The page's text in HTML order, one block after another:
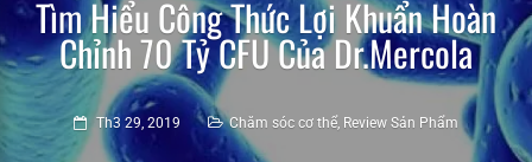
Tìm Hiểu Công Thức Lợi Khuẩn Hoàn
Chỉnh 70 Tỷ CFU Của Dr.Mercola
Th3 29, 2019 Chăm sóc cơ thể, Review Sản Phẩm